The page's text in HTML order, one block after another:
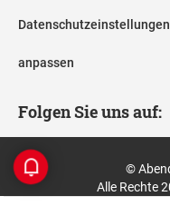
Datenschutzeinstellungen
anpassen
Folgen Sie uns auf:
©
Alle Rechte